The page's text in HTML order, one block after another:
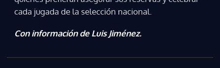
cada jugada de la selección nacional.
Con información de Luis Jiménez.